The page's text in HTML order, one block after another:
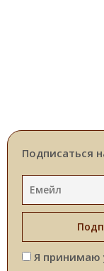
Подписаться
Я принимаю